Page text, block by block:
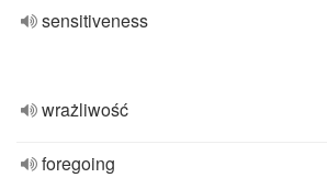
sensitiveness
wrażliwość
foregoing